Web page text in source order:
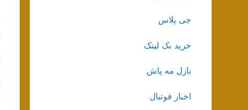
جی پلاس
خرید بک لینک
نازل مه پاش
اخبار فوتبال